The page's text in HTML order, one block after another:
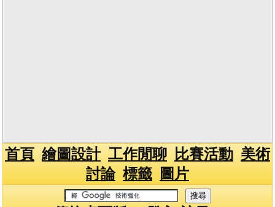
首頁 繪圖設計 工作閒聊 比賽活動 美術
討論 標籤 圖片